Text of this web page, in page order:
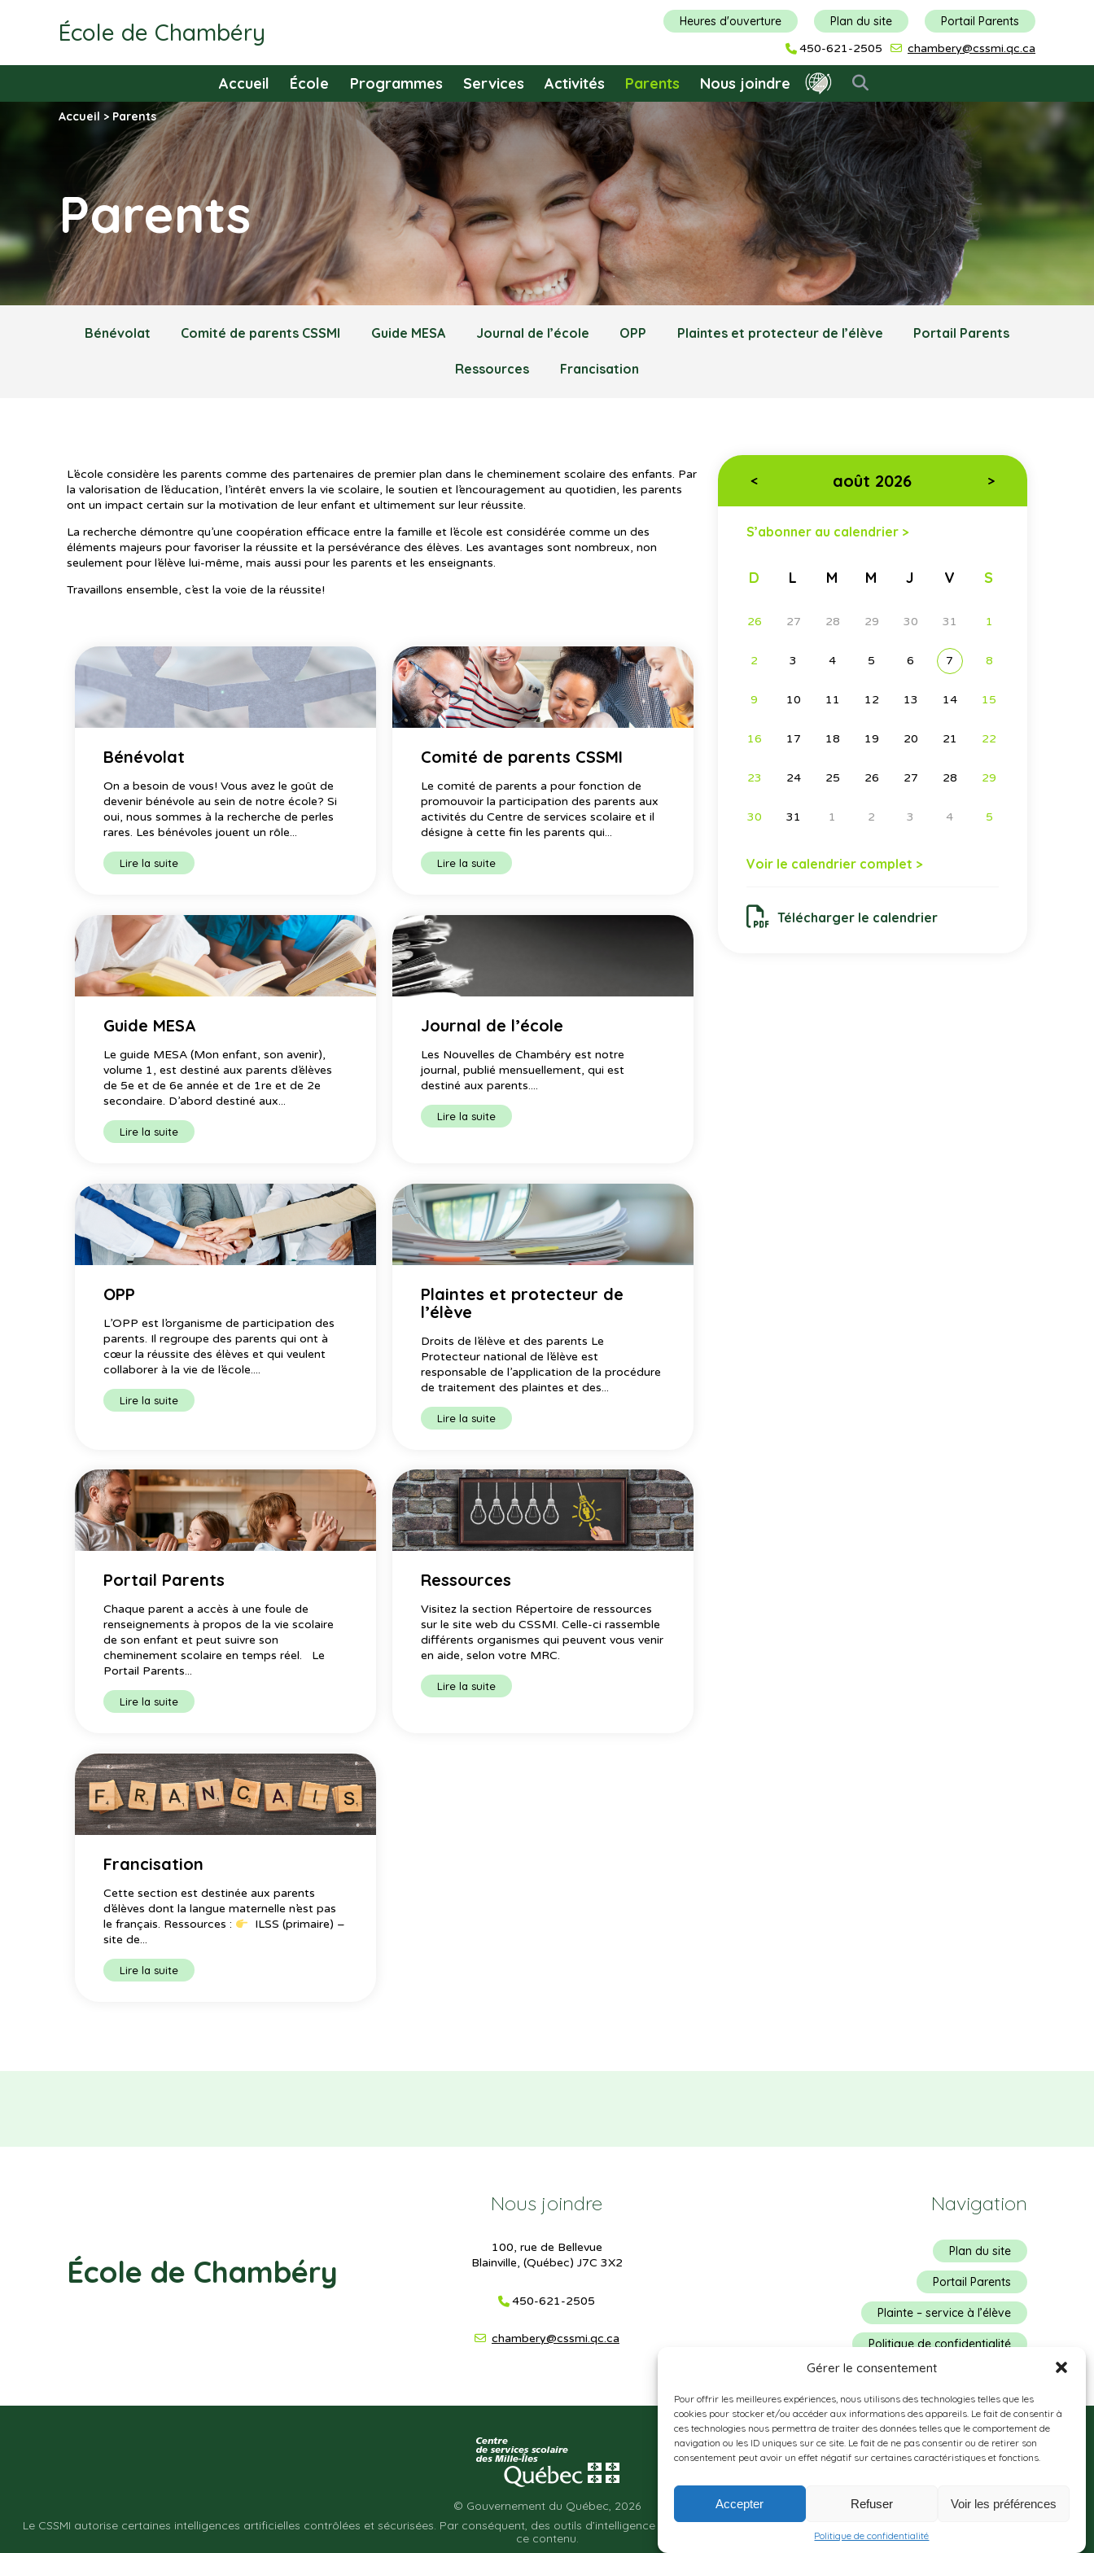
Gérer le consentement
Pour offrir les meilleures expériences, nous utilisons des technologies telles que les
cookies pour stocker et/ou accéder aux informations des appareils. Le fait de consentir à
ces technologies nous permettra de traiter des données telles que le comportement de
navigation ou les ID uniques sur ce site. Le fait de ne pas consentir ou de retirer son
consentement peut avoir un effet négatif sur certaines caractéristiques et fonctions.
Accepter Refuser Voir les préférences
Politique de confidentialité
École de Chambéry Plan du site Portail Parents
Heures d'ouverture
450-621-2505 chambery@cssmi.qc.ca
Accueil École Programmes Services Activités Parents Nous joindre
Accueil > Parents
Parents
Bénévolat Comité de parents CSSMI Guide MESA Journal de l’école OPP Plaintes et protecteur de l’élève Portail Parents
Ressources Francisation
L’école considère les parents comme des partenaires de premier plan dans le cheminement scolaire des enfants. Par
la valorisation de l’éducation, l’intérêt envers la vie scolaire, le soutien et l’encouragement au quotidien, les parents
ont un impact certain sur la motivation de leur enfant et ultimement sur leur réussite.
La recherche démontre qu’une coopération efficace entre la famille et l’école est considérée comme un des
éléments majeurs pour favoriser la réussite et la persévérance des élèves. Les avantages sont nombreux, non
seulement pour l’élève lui-même, mais aussi pour les parents et les enseignants.
Travaillons ensemble, c’est la voie de la réussite!
Bénévolat
On a besoin de vous! Vous avez le goût de
devenir bénévole au sein de notre école? Si
oui, nous sommes à la recherche de perles
rares. Les bénévoles jouent un rôle...
Lire la suite
Comité de parents CSSMI
Le comité de parents a pour fonction de
promouvoir la participation des parents aux
activités du Centre de services scolaire et il
désigne à cette fin les parents qui...
Lire la suite
Guide MESA
Le guide MESA (Mon enfant, son avenir),
volume 1, est destiné aux parents d’élèves
de 5e et de 6e année et de 1re et de 2e
secondaire. D’abord destiné aux...
Lire la suite
Journal de l’école
Les Nouvelles de Chambéry est notre
journal, publié mensuellement, qui est
destiné aux parents....
Lire la suite
OPP
L’OPP est l’organisme de participation des
parents. Il regroupe des parents qui ont à
cœur la réussite des élèves et qui veulent
collaborer à la vie de l’école....
Lire la suite
Plaintes et protecteur de
l’élève
Droits de l’élève et des parents Le
Protecteur national de l’élève est
responsable de l’application de la procédure
de traitement des plaintes et des...
Lire la suite
Portail Parents
Chaque parent a accès à une foule de
renseignements à propos de la vie scolaire
de son enfant et peut suivre son
cheminement scolaire en temps réel. Le
Portail Parents...
Lire la suite
Ressources
Visitez la section Répertoire de ressources
sur le site web du CSSMI. Celle-ci rassemble
différents organismes qui peuvent vous venir
en aide, selon votre MRC.
Lire la suite
Francisation
Cette section est destinée aux parents
d’élèves dont la langue maternelle n’est pas
le français. Ressources :
ILSS (primaire) –
site de...
Lire la suite
< août 2026 >
S’abonner au calendrier >
D L M M J V S
26 27 28 29 30 31 1
2 3 4 5 6 7 8
9 10 11 12 13 14 15
16 17 18 19 20 21 22
23 24 25 26 27 28 29
30 31 1 2 3 4 5
Voir le calendrier complet >
Télécharger le calendrier
École de Chambéry
Nous joindre
100, rue de Bellevue
Blainville, (Québec) J7C 3X2
450-621-2505
chambery@cssmi.qc.ca
Navigation
Plan du site
Portail Parents
Plainte – service à l’élève
Politique de confidentialité
© Gouvernement du Québec, 2026
Le CSSMI autorise certaines intelligences artificielles contrôlées et sécurisées. Par conséquent, des outils d’intelligence artificielle autorisés pourraient avoir été utilisés pour soutenir la rédaction de
ce contenu.